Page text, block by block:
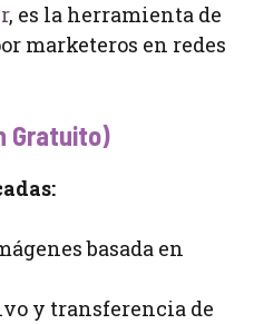
, es la herramienta de
marketeros en redes
Gratuito)
basada en
y transferencia de